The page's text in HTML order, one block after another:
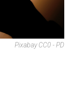
Pixabay CC0 - PD